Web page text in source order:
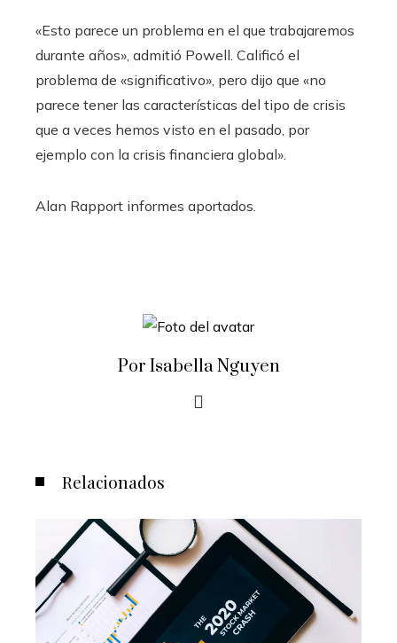
«Esto parece un problema en el que trabajaremos
durante años», admitió Powell. Calificó el
problema de «significativo», pero dijo que «no
parece tener las características del tipo de crisis
que a veces hemos visto en el pasado, por
ejemplo con la crisis financiera global».
Alan Rapport informes aportados.
Por Isabella Nguyen
Relacionados